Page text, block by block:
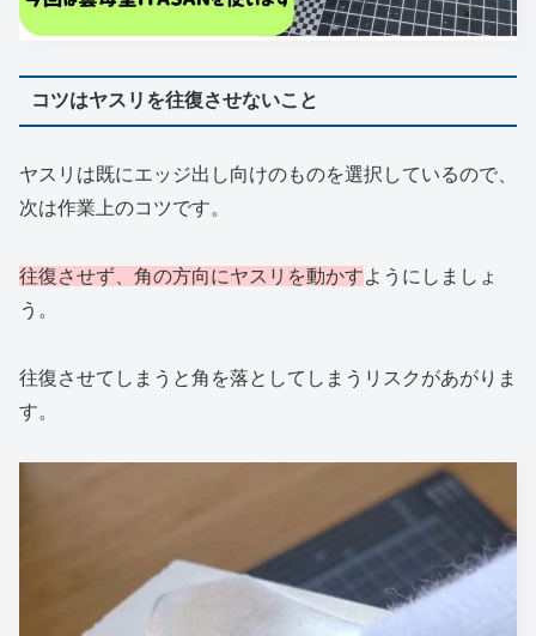
コツはヤスリを往復させないこと
ヤスリは既にエッジ出し向けのものを選択しているので、
次は作業上のコツです。
往復させず、角の方向にヤスリを動かすようにしましょ
う。
往復させてしまうと角を落としてしまうリスクがあがりま
す。